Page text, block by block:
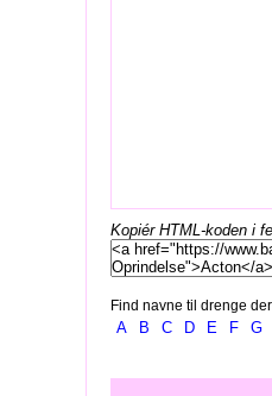
Kopiér HTML-koden i
Find navne til drenge
A B C D E F G